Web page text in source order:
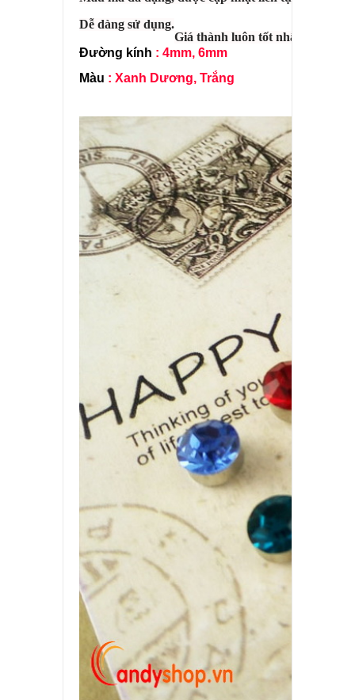
Dễ dàng sử dụng.
Giá thành luôn tốt nhất cho quý
Đường kính : 4mm, 6mm
Màu : Xanh Dương, Trắng